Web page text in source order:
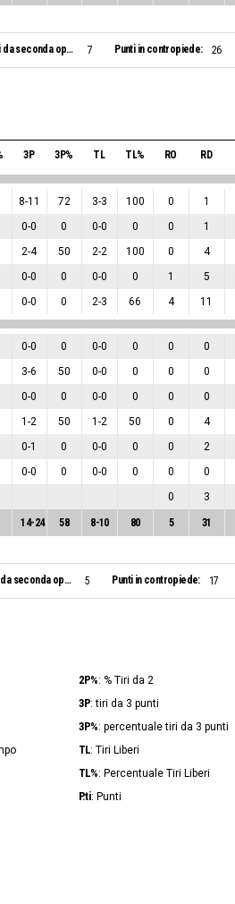
Punti da seconda opportunità: 7 Punti in contropiede: 26
3P 3P% TL TL% RO RD
8-11 72 3-3 100 0 1
0-0 0 0-0 0 0 1
2-4 50 2-2 100 0 4
0-0 0 0-0 0 1 5
0-0 0 2-3 66 4 11
0-0 0 0-0 0 0 0
3-6 50 0-0 0 0 0
0-0 0 0-0 0 0 0
1-2 50 1 -2 50 0 4
0-1 0 0-0 0 0 2
0-0 0 0-0 0 0 0
0 3
14-24 58 8-10 80 5 31
Punti da seconda opportunità: 5 Punti in contropiede: 17
2P%: % Tiri da 2
3P: tiri da 3 punti
3P%: percentuale tiri da 3 punti
TL: Tiri Liberi
TL%: Percentuale Tiri Liberi
P.ti: Punti